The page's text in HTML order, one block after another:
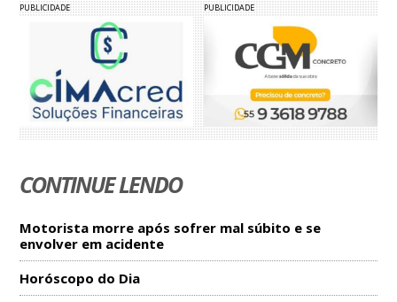
PUBLICIDADE PUBLICIDADE
CONTINUE LENDO
Motorista morre após sofrer mal súbito e se
envolver em acidente
Horóscopo do Dia